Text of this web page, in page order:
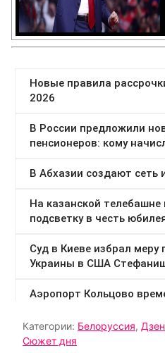
Категории: Белоруссия, Дзен
Сюжет дня